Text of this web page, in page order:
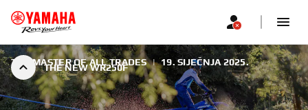
THE NEW WR250F
THE MASTER OF ALL TRADES | 19. SIJEČNJA 2025.